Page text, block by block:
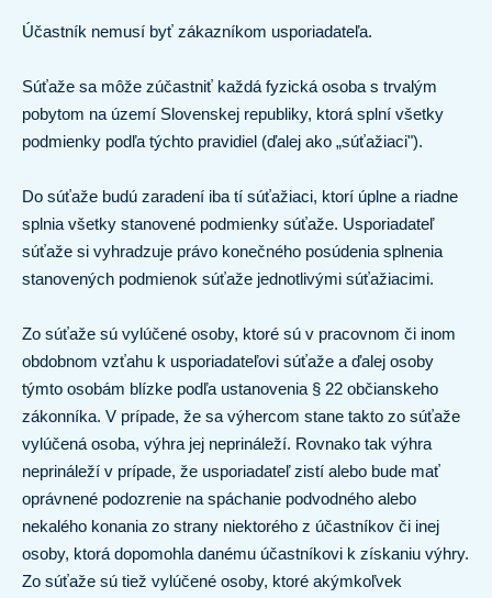
Účastník nemusí byť zákazníkom usporiadateľa.
Súťaže sa môže zúčastniť každá fyzická osoba s trvalým
pobytom na území Slovenskej republiky, ktorá splní všetky
podmienky podľa týchto pravidiel (ďalej ako „súťažiaci").
Do súťaže budú zaradení iba tí súťažiaci, ktorí úplne a riadne
splnia všetky stanovené podmienky súťaže. Usporiadateľ
súťaže si vyhradzuje právo konečného posúdenia splnenia
stanovených podmienok súťaže jednotlivými súťažiacimi.
Zo súťaže sú vylúčené osoby, ktoré sú v pracovnom či inom
obdobnom vzťahu k usporiadateľovi súťaže a ďalej osoby
týmto osobám blízke podľa ustanovenia § 22 občianskeho
zákonníka. V prípade, že sa výhercom stane takto zo súťaže
vylúčená osoba, výhra jej neprináleží. Rovnako tak výhra
neprináleží v prípade, že usporiadateľ zistí alebo bude mať
oprávnené podozrenie na spáchanie podvodného alebo
nekalého konania zo strany niektorého z účastníkov či inej
osoby, ktorá dopomohla danému účastníkovi k získaniu výhry.
Zo súťaže sú tiež vylúčené osoby, ktoré akýmkoľvek